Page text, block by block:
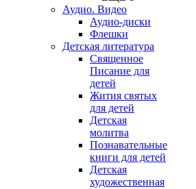
Аудио. Видео
Аудио-диски
Флешки
Детская литература
Священное
Писание для
детей
Жития святых
для детей
Детская
молитва
Познавательные
книги для детей
Детская
художественная